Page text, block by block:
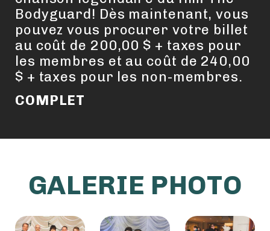
Bodyguard ! Dès maintenant, vous
pouvez vous procurer votre billet
au coût de 200,00 $ + taxes pour
les membres et au coût de 240,00
$ + taxes pour les non-membres.
COMPLET
GALERIE PHOTO